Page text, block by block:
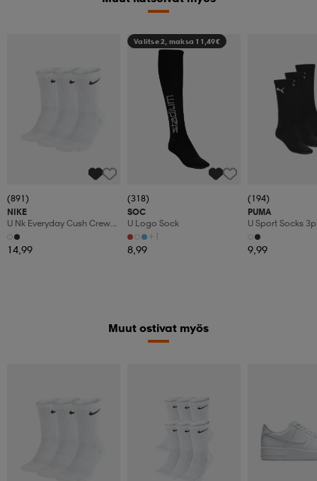
(891)
NIKE
U Nk Everyday Cush Crew
3pr
14,99
Valitse 2, maksa 11,49€
(318)
SOC
U Logo Sock
+1
8,99
(194)
PUMA
U Sport Socks 3p
9,99
Muut ostivat myös